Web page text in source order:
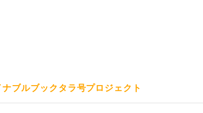
ブルブックタラ号プロジェクト